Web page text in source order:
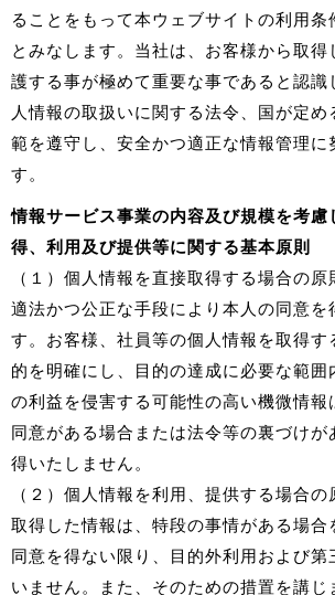
ることをもって本ウェブサイトの利用条
とみなします。当社は、お客様から取得
護する事が極めて重要な事であると認識
人情報の取扱いに関する法令、国が定め
範を遵守し、安全かつ適正な情報管理に
す。
情報サービス事業の内容及び規模を考慮
得、利用及び提供等に関する基本原則
（１）個人情報を直接取得する場合の原
適法かつ公正な手段により本人の同意を
す。お客様、社員等の個人情報を取得す
的を明確にし、目的の達成に必要な範囲
の利益を侵害する可能性の高い機微情報
同意がある場合または法令等の裏づけが
得いたしません。
（２）個人情報を利用、提供する場合の
取得した情報は、特段の事情がある場合
同意を得ない限り、目的外利用および第
いません。また、そのための措置を講じ